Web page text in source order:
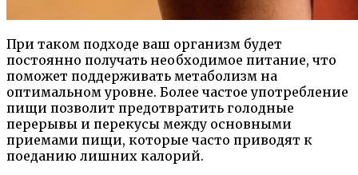
При таком подходе ваш организм будет
постоянно получать необходимое питание, что
поможет поддерживать метаболизм на
оптимальном уровне. Более частое употребление
пищи позволит предотвратить голодные
перерывы и перекусы между основными
приемами пищи, которые часто приводят к
поеданию лишних калорий.